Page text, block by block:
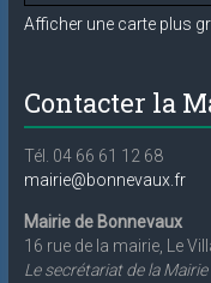
Afficher une carte plus
Contacter la
Tél. 04 66 61 12 68
mairie@bonnevaux.fr
Mairie de Bonnevaux
16 rue de la mairie, Le
Le secrétariat de la